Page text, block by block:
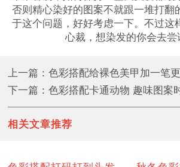
否则精心染好的图案不就跟一堆打翻
于这个问题，好好考虑一下。不过这
心裁，想染发的你会去尝
上一篇：色彩搭配给裸色美甲加一笔
下一篇：色彩搭配卡通动物 趣味图案
相关文章推荐